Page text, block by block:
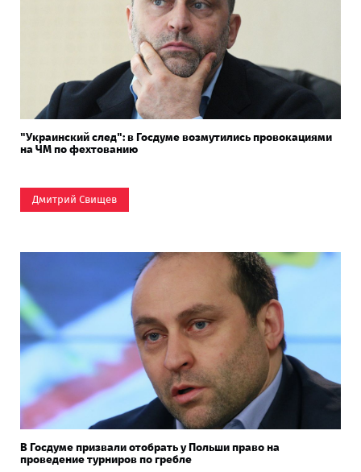
"Украинский след": в Госдуме возмутились провокациями
на ЧМ по фехтованию
Дмитрий Свищев
В Госдуме призвали отобрать у Польши право на
проведение турниров по гребле